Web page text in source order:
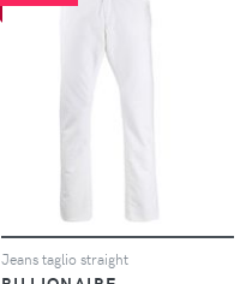
Jeans taglio straight